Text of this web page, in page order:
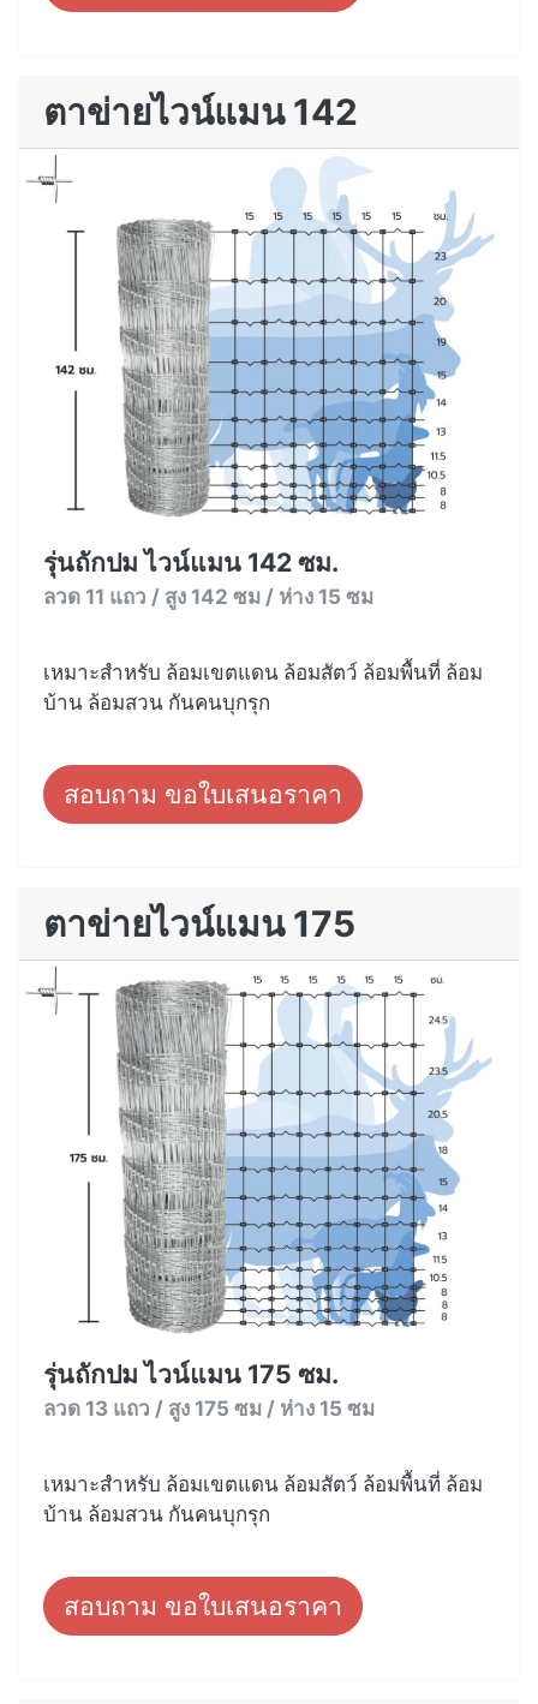
ตาข่ายไวน์แมน 142
รุ่นถักปม ไวน์แมน 142 ซม.
ลวด 11 แถว / สูง 142 ซม / ห่าง 15 ซม
เหมาะสำหรับ ล้อมเขตแดน ล้อมสัตว์ ล้อมพื้นที่ ล้อม
บ้าน ล้อมสวน กันคนบุกรุก
สอบถาม ขอใบเสนอราคา
ตาข่ายไวน์แมน 175
รุ่นถักปม ไวน์แมน 175 ซม.
ลวด 13 แถว / สูง 175 ซม / ห่าง 15 ซม
เหมาะสำหรับ ล้อมเขตแดน ล้อมสัตว์ ล้อมพื้นที่ ล้อม
บ้าน ล้อมสวน กันคนบุกรุก
สอบถาม ขอใบเสนอราคา